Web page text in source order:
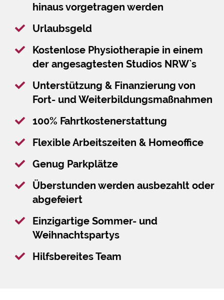
hinaus vorgetragen werden
Urlaubsgeld
Kostenlose Physiotherapie in einem
der angesagtesten Studios NRW`s
Unterstützung & Finanzierung von
Fort- und Weiterbildungsmaßnahmen
100% Fahrtkostenerstattung
Flexible Arbeitszeiten & Homeoffice
Genug Parkplätze
Überstunden werden ausbezahlt oder
abgefeiert
Einzigartige Sommer- und
Weihnachtspartys
Hilfsbereites Team